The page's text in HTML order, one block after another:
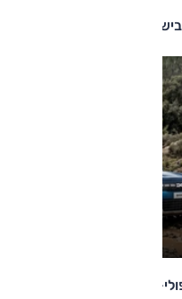
הנעה עם תיבה אוטומטית